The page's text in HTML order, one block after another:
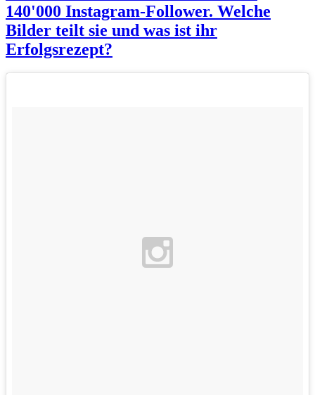
140'000 Instagram-Follower. Welche
Bilder teilt sie und was ist ihr
Erfolgsrezept?